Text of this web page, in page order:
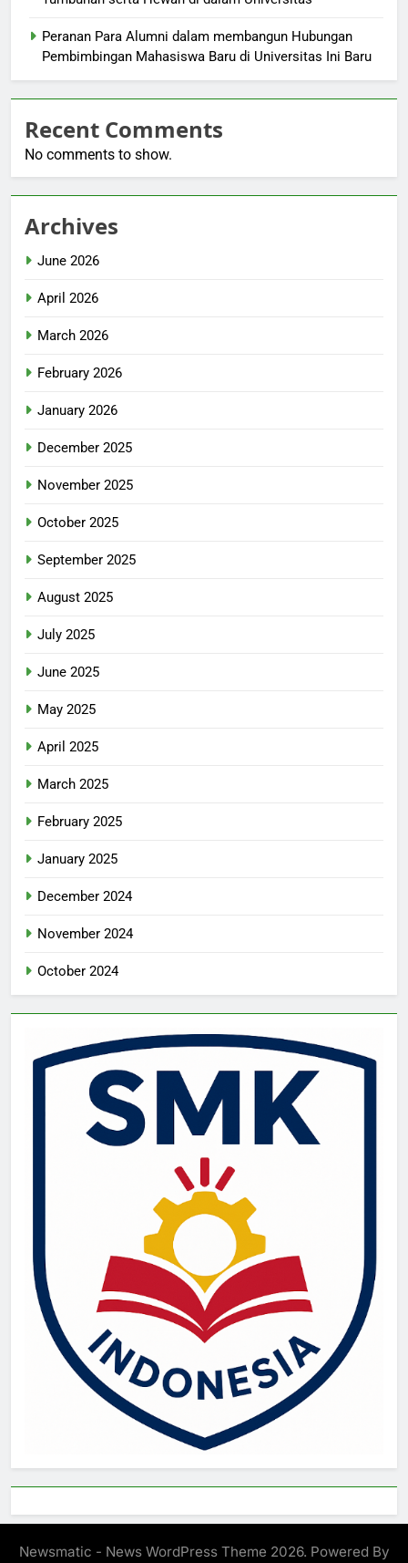
Peranan Para Alumni dalam membangun Hubungan
Pembimbingan Mahasiswa Baru di Universitas Ini Baru
Recent Comments
No comments to show.
Archives
June 2026
April 2026
March 2026
February 2026
January 2026
December 2025
November 2025
October 2025
September 2025
August 2025
July 2025
June 2025
May 2025
April 2025
March 2025
February 2025
January 2025
December 2024
November 2024
October 2024
Newsmatic - News WordPress Theme 2026. Powered By